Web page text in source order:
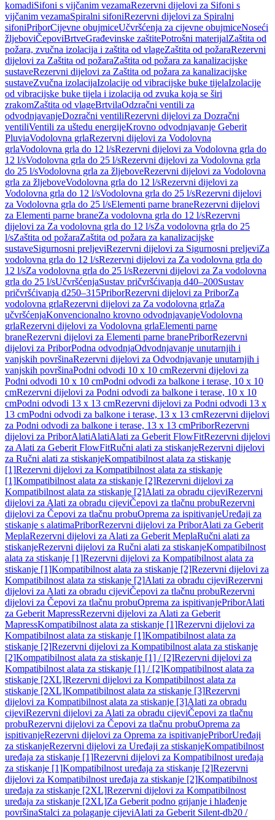
komadiSifoni s vijčanim vezamaRezervni dijelovi za Sifoni s
vijčanim vezamaSpiralni sifoniRezervni dijelovi za Spiralni
sifoniPriborCijevne obujmiceUčvršćenja za cijevne obujmiceNoseći
žljeboviČepoviBrtveGrađevinske zaštitePotrošni materijalZaštita od
požara, zvučna izolacija i zaštita od vlageZaštita od požaraRezervni
dijelovi za Zaštita od požaraZaštita od požara za kanalizacijske
sustaveRezervni dijelovi za Zaštita od požara za kanalizacijske
sustaveZvučna izolacijaIzolacije od vibracijske buke tijelaIzolacije
od vibracijske buke tijela i izolacija od zvuka koja se širi
zrakomZaštita od vlageBrtvilaOdzračni ventili za
odvodnjavanjeDozračni ventiliRezervni dijelovi za Dozračni
ventiliVentili za uštedu energijeKrovno odvodnjavanje Geberit
PluviaVodolovna grlaRezervni dijelovi za Vodolovna
grlaVodolovna grla do 12 l/sRezervni dijelovi za Vodolovna grla do
12 l/sVodolovna grla do 25 l/sRezervni dijelovi za Vodolovna grla
do 25 l/sVodolovna grla za žljeboveRezervni dijelovi za Vodolovna
grla za žljeboveVodolovna grla do 12 l/sRezervni dijelovi za
Vodolovna grla do 12 l/sVodolovna grla do 25 l/sRezervni dijelovi
za Vodolovna grla do 25 l/sElementi parne braneRezervni dijelovi
za Elementi parne braneZa vodolovna grla do 12 l/sRezervni
dijelovi za Za vodolovna grla do 12 l/sZa vodolovna grla do 25
l/sZaštita od požaraZaštita od požara za kanalizacijske
sustaveSigurnosni preljeviRezervni dijelovi za Sigurnosni preljeviZa
vodolovna grla do 12 l/sRezervni dijelovi za Za vodolovna grla do
12 l/sZa vodolovna grla do 25 l/sRezervni dijelovi za Za vodolovna
grla do 25 l/sUčvršćenjaSustav pričvršćivanja d40–200Sustav
pričvršćivanja d250–315PriborRezervni dijelovi za PriborZa
vodolovna grlaRezervni dijelovi za Za vodolovna grlaZa
učvršćenjaKonvencionalno krovno odvodnjavanjeVodolovna
grlaRezervni dijelovi za Vodolovna grlaElementi parne
braneRezervni dijelovi za Elementi parne branePriborRezervni
dijelovi za PriborPodna odvodnjaOdvodnjavanje unutarnjih i
vanjskih površinaRezervni dijelovi za Odvodnjavanje unutarnjih i
vanjskih površinaPodni odvodi 10 x 10 cmRezervni dijelovi za
Podni odvodi 10 x 10 cmPodni odvodi za balkone i terase, 10 x 10
cmRezervni dijelovi za Podni odvodi za balkone i terase, 10 x 10
cmPodni odvodi 13 x 13 cmRezervni dijelovi za Podni odvodi 13 x
13 cmPodni odvodi za balkone i terase, 13 x 13 cmRezervni dijelovi
za Podni odvodi za balkone i terase, 13 x 13 cmPriborRezervni
dijelovi za PriborAlatiAlatiAlati za Geberit FlowFitRezervni dijelovi
za Alati za Geberit FlowFitRučni alati za stiskanjeRezervni dijelovi
za Ručni alati za stiskanjeKompatibilnost alata za stiskanje
[1]Rezervni dijelovi za Kompatibilnost alata za stiskanje
[1]Kompatibilnost alata za stiskanje [2]Rezervni dijelovi za
Kompatibilnost alata za stiskanje [2]Alati za obradu cijeviRezervni
dijelovi za Alati za obradu cijeviČepovi za tlačnu probuRezervni
dijelovi za Čepovi za tlačnu probuOprema za ispitivanjeUređaji za
stiskanje s alatimaPriborRezervni dijelovi za PriborAlati za Geberit
MeplaRezervni dijelovi za Alati za Geberit MeplaRučni alati za
stiskanjeRezervni dijelovi za Ručni alati za stiskanjeKompatibilnost
alata za stiskanje [1]Rezervni dijelovi za Kompatibilnost alata za
stiskanje [1]Kompatibilnost alata za stiskanje [2]Rezervni dijelovi za
Kompatibilnost alata za stiskanje [2]Alati za obradu cijeviRezervni
dijelovi za Alati za obradu cijeviČepovi za tlačnu probuRezervni
dijelovi za Čepovi za tlačnu probuOprema za ispitivanjePriborAlati
za Geberit MapressRezervni dijelovi za Alati za Geberit
MapressKompatibilnost alata za stiskanje [1]Rezervni dijelovi za
Kompatibilnost alata za stiskanje [1]Kompatibilnost alata za
stiskanje [2]Rezervni dijelovi za Kompatibilnost alata za stiskanje
[2]Kompatibilnost alata za stiskanje [1] / [2]Rezervni dijelovi za
Kompatibilnost alata za stiskanje [1] / [2]Kompatibilnost alata za
stiskanje [2XL]Rezervni dijelovi za Kompatibilnost alata za
stiskanje [2XL]Kompatibilnost alata za stiskanje [3]Rezervni
dijelovi za Kompatibilnost alata za stiskanje [3]Alati za obradu
cijeviRezervni dijelovi za Alati za obradu cijeviČepovi za tlačnu
probuRezervni dijelovi za Čepovi za tlačnu probuOprema za
ispitivanjeRezervni dijelovi za Oprema za ispitivanjePriborUređaji
za stiskanjeRezervni dijelovi za Uređaji za stiskanjeKompatibilnost
uređaja za stiskanje [1]Rezervni dijelovi za Kompatibilnost uređaja
za stiskanje [1]Kompatibilnost uređaja za stiskanje [2]Rezervni
dijelovi za Kompatibilnost uređaja za stiskanje [2]Kompatibilnost
uređaja za stiskanje [2XL]Rezervni dijelovi za Kompatibilnost
uređaja za stiskanje [2XL]Za Geberit podno grijanje i hlađenje
površinaStalci za polaganje cijeviAlati za Geberit Silent-db20 /